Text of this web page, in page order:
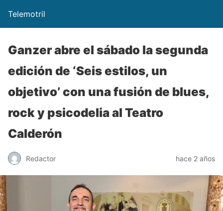
Telemotril
Ganzer abre el sábado la segunda
edición de ‘Seis estilos, un
objetivo’ con una fusión de blues,
rock y psicodelia al Teatro
Calderón
Redactor hace 2 años